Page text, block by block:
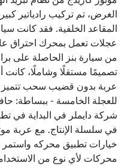
الغرض، تم تركيب رادياتير
المقاعد الخلفية. فقد كانت
عجلات تعمل بمحرك احتراق
من سيارة بنز الحاصلة على
تصميمًا مستقلًا وشاملًا،
عربة بدون قضيب سحب تتميز
للعجلة الخامسة - ببساطة:
شركة دايملر في البداية في
في سلسلة الإنتاج. مع عربة
خيارات تطبيق محركه
محركات لأي نوع من